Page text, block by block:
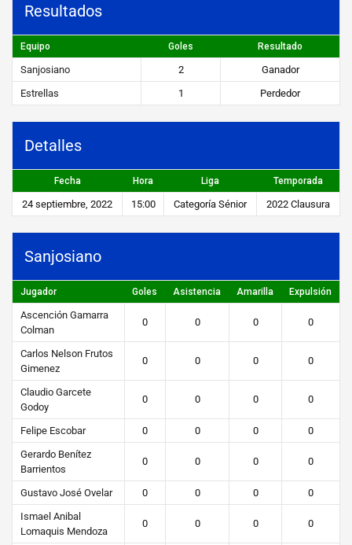
s
E
t
e
l
l
STEIBI
https://steibi.org.py/wp-
content/uploads/2019/04/STEIBI-
WEB-
2.png
Resultados
Equipo Goles Resultado
Sanjosiano 2
Ganador
Estrellas
1 Perdedor
Detalles
Fecha Hora Liga Temporada
24 septiembre, 2022 15:00 Categoría Sénior 2022 Clausura
Sanjosiano
Jugador Goles Asistencia Amarilla Expulsión
Ascención Gamarra
Colman
0 0 0 0
Carlos Nelson Frutos
Gimenez
0 0 0 0
Claudio Garcete
Godoy
0 0 0 0
Felipe Escobar 0 0 0
0
Gerardo Benítez
Barrientos
0 0 0 0
Gustavo José Ovelar 0 0 0
0
Ismael Anibal
Lomaquis Mendoza
0 0 0 0